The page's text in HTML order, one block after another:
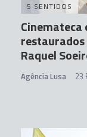
5 SENTIDOS
Raquel
Agência Lusa 23